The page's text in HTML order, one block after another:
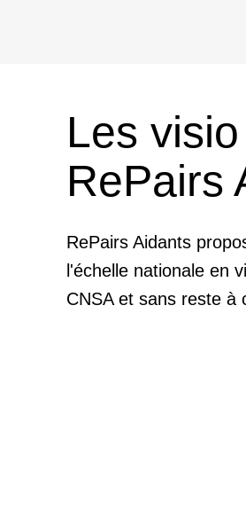
Les
RePairs
RePairs Aidants
l'échelle nationale en
CNSA et sans reste à